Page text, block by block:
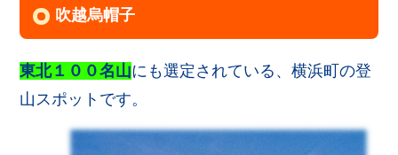
吹越烏帽子
東北１００名山にも選定されている、横浜町の登
山スポットです。